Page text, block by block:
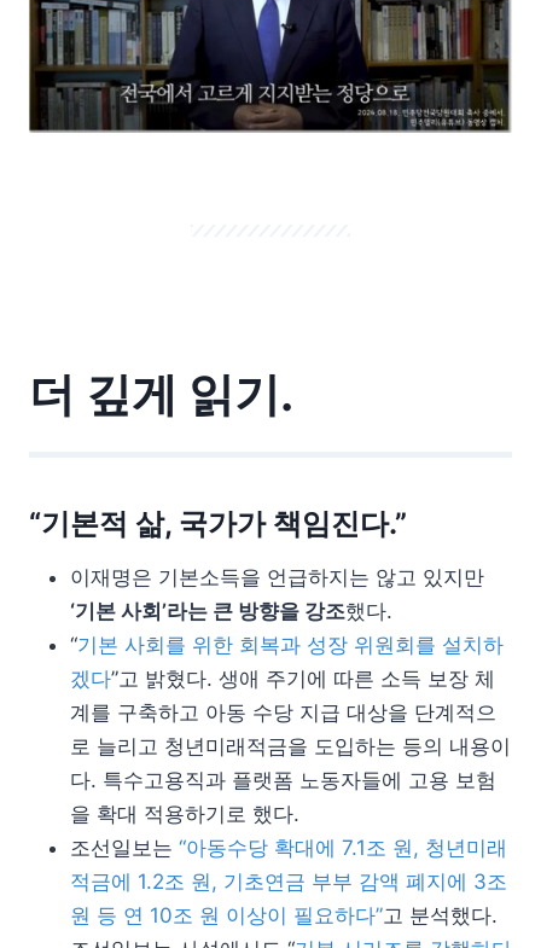
더 깊게 읽기.
“기본적 삶, 국가가 책임진다.”
이재명은 기본소득을 언급하지는 않고 있지만
‘기본 사회’라는 큰 방향을 강조했다.
“기본 사회를 위한 회복과 성장 위원회를 설치하
겠다”고 밝혔다. 생애 주기에 따른 소득 보장 체
계를 구축하고 아동 수당 지급 대상을 단계적으
로 늘리고 청년미래적금을 도입하는 등의 내용이
다. 특수고용직과 플랫폼 노동자들에 고용 보험
을 확대 적용하기로 했다.
조선일보는 “아동수당 확대에 7.1조 원, 청년미래
적금에 1.2조 원, 기초연금 부부 감액 폐지에 3조
원 등 연 10조 원 이상이 필요하다”고 분석했다.